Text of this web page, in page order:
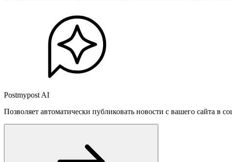
Postmypost AI
Позволяет автоматически публиковать новости с вашего сайта в